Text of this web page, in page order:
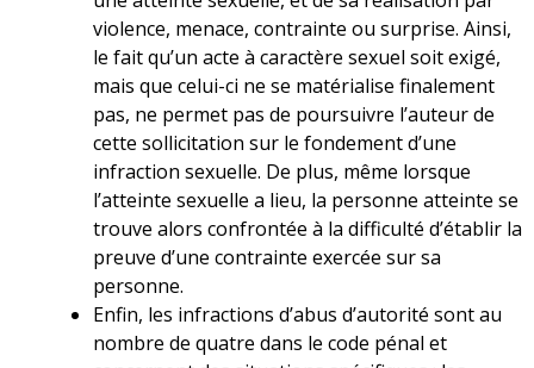
violence, menace, contrainte ou surprise. Ainsi,
le fait qu’un acte à caractère sexuel soit exigé,
mais que celui-ci ne se matérialise finalement
pas, ne permet pas de poursuivre l’auteur de
cette sollicitation sur le fondement d’une
infraction sexuelle. De plus, même lorsque
l’atteinte sexuelle a lieu, la personne atteinte se
trouve alors confrontée à la difficulté d’établir la
preuve d’une contrainte exercée sur sa
personne.
Enfin, les infractions d’abus d’autorité sont au
nombre de quatre dans le code pénal et